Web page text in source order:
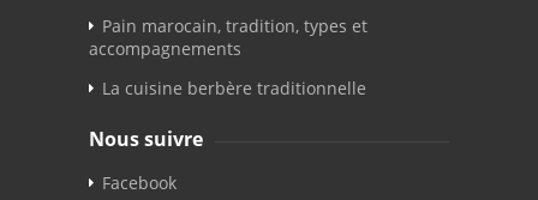
Pain marocain, tradition, types et
accompagnements
La cuisine berbère traditionnelle
Nous suivre
Facebook